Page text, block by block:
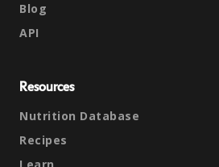
Blog
API
Resources
Nutrition Database
Recipes